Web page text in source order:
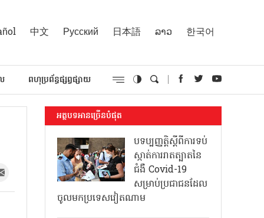
中文 Русский 日本語 ລາວ 한국어
ពហុប្រព័ន្ធផ្សព្វផ្សាយ
អត្ថបទអានច្រើនបំផុត
បទប្បញ្ញត្តិស្តីពីការទប់
ស្កាត់ការរាតត្បាតនៃ
ជំងឺ Covid-19
សម្រាប់ប្រជាជនដែល
ចូលមកប្រទេសវៀតណាម